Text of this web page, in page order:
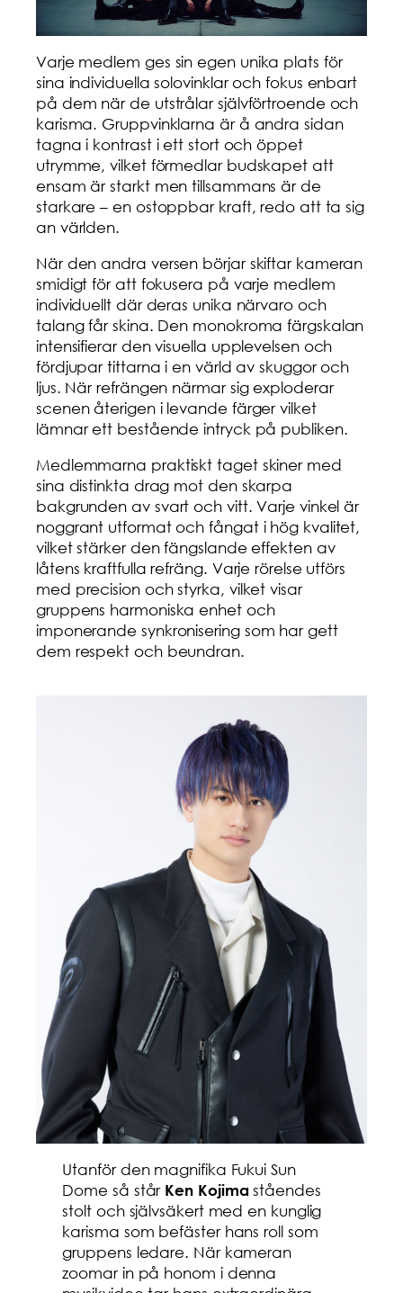
Varje medlem ges sin egen unika plats för
sina individuella solovinklar och fokus enbart
på dem när de utstrålar självförtroende och
karisma. Gruppvinklarna är å andra sidan
tagna i kontrast i ett stort och öppet
utrymme, vilket förmedlar budskapet att
ensam är starkt men tillsammans är de
starkare – en ostoppbar kraft, redo att ta sig
an världen.
När den andra versen börjar skiftar kameran
smidigt för att fokusera på varje medlem
individuellt där deras unika närvaro och
talang får skina. Den monokroma färgskalan
intensifierar den visuella upplevelsen och
fördjupar tittarna i en värld av skuggor och
ljus. När refrängen närmar sig exploderar
scenen återigen i levande färger vilket
lämnar ett bestående intryck på publiken.
Medlemmarna praktiskt taget skiner med
sina distinkta drag mot den skarpa
bakgrunden av svart och vitt. Varje vinkel är
noggrant utformat och fångat i hög kvalitet,
vilket stärker den fängslande effekten av
låtens kraftfulla refräng. Varje rörelse utförs
med precision och styrka, vilket visar
gruppens harmoniska enhet och
imponerande synkronisering som har gett
dem respekt och beundran.
Utanför den magnifika Fukui Sun
Dome så står Ken Kojima ståendes
stolt och självsäkert med en kunglig
karisma som befäster hans roll som
gruppens ledare. När kameran
zoomar in på honom i denna